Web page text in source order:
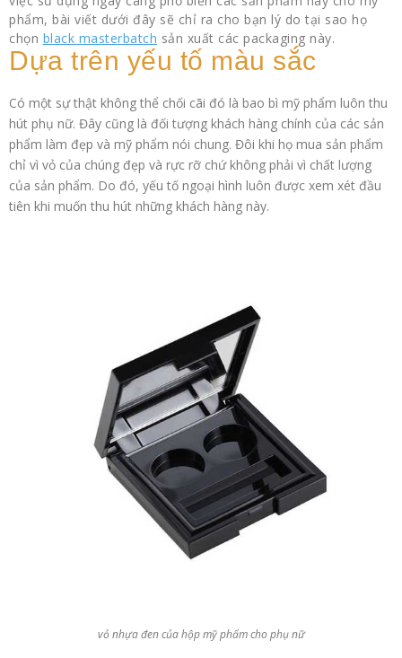
phẩm, bài viết dưới đây sẽ chỉ ra cho bạn lý do tại sao họ
chọn black masterbatch sản xuất các packaging này.
Dựa trên yếu tố màu sắc
Có một sự thật không thể chối cãi đó là bao bì mỹ phẩm luôn thu
hút phụ nữ. Đây cũng là đối tượng khách hàng chính của các sản
phẩm làm đẹp và mỹ phẩm nói chung. Đôi khi họ mua sản phẩm
chỉ vì vỏ của chúng đẹp và rực rỡ chứ không phải vì chất lượng
của sản phẩm. Do đó, yếu tố ngoại hình luôn được xem xét đầu
tiên khi muốn thu hút những khách hàng này.
vỏ nhựa đen của hộp mỹ phẩm cho phụ nữ